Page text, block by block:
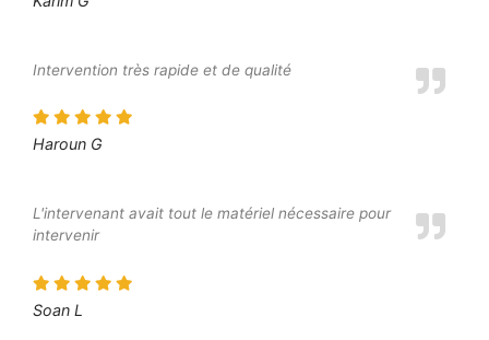
Intervention très rapide et de qualité
Haroun G
L'intervenant avait tout le matériel nécessaire pour
intervenir
Soan L